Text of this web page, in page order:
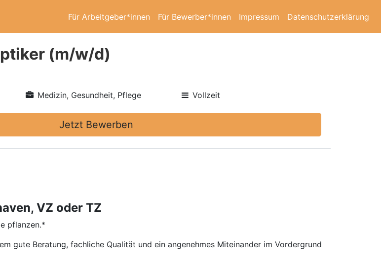
Für Arbeitgeber*innen Für Bewerber*innen Impressum Datenschutzerklärung
(m/w/d)
Medizin, Gesundheit, Pflege Vollzeit
Jetzt Bewerben
VZ oder TZ
pflanzen.*
gute Beratung, fachliche Qualität und ein angenehmes Miteinander im Vordergrund